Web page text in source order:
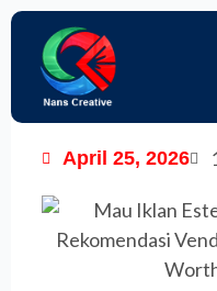
Lewati
konten
April 25, 2026